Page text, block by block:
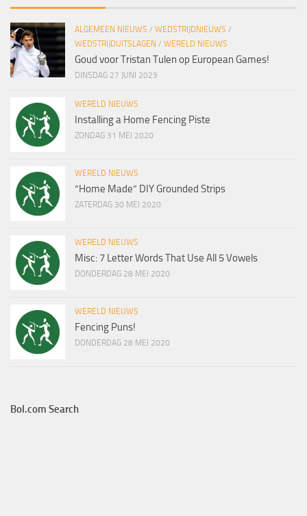
ALGEMEEN NIEUWS / WEDSTRIJDNIEUWS /
WEDSTRIJDUITSLAGEN / WERELD NIEUWS
Goud voor Tristan Tulen op European Games!
DINSDAG 27 JUNI 2023
WERELD NIEUWS
Installing a Home Fencing Piste
ZONDAG 31 MEI 2020
WERELD NIEUWS
“Home Made” DIY Grounded Strips
ZATERDAG 30 MEI 2020
WERELD NIEUWS
Misc: 7 Letter Words That Use All 5 Vowels
DONDERDAG 28 MEI 2020
WERELD NIEUWS
Fencing Puns!
DONDERDAG 28 MEI 2020
Bol.com Search